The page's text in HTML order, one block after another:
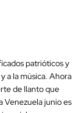
patrióticos y
a la música. Ahora
de llanto que
Venezuela junio es